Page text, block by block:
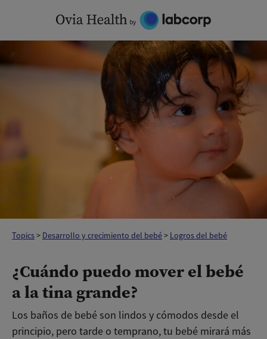
content
Topics> Desarrollo y crecimiento del bebé> Logros del bebé
¿Cuándo puedo mover el bebé
a la tina grande?
Los baños de bebé son lindos y cómodos desde el
principio, pero tarde o temprano, tu bebé mirará más